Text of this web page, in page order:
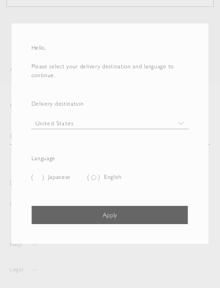
Hello,
Please select your delivery destination and language to
continue.
Delivery destination
Language
Japanese English
Apply
AURALEE ITEM
Newsletter
Delivery destination and Language
United States English
Help
Legal